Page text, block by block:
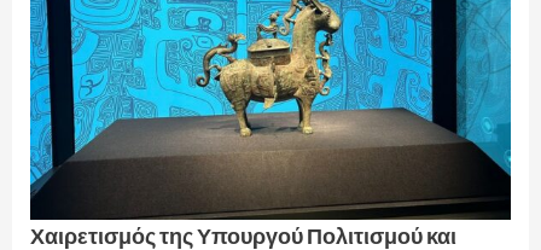
Χαιρετισμός της Υπουργού Πολιτισμού και